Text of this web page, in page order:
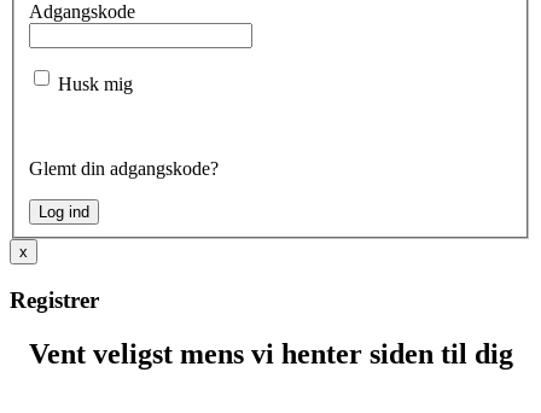
Adgangskode
Husk mig
Glemt din adgangskode?
x
Registrer
Vent veligst mens vi henter siden til dig